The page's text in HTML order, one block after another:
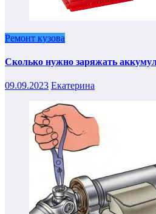
Ремонт кузова
Сколько нужно заряжать
09.09.2023 Екатерина